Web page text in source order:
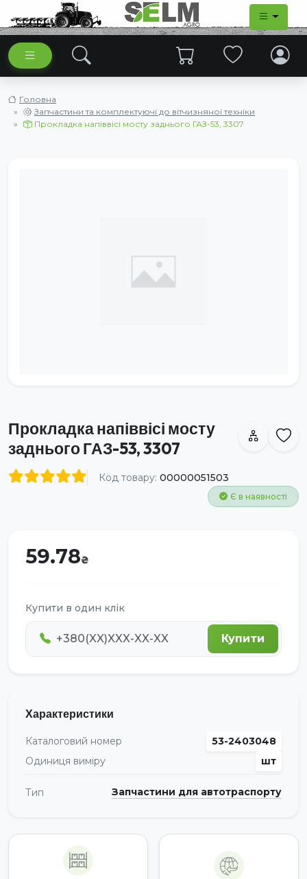
Головна
Запчастини та комплектуючі до вітчизняної техніки
Прокладка напіввісі мосту заднього ГАЗ-53, 3307
Прокладка напіввісі мосту
заднього ГАЗ-53, 3307
Код товару: 00000051503
Є в наявності
59.78
Купити в один клік
Купити
Характеристики
Каталоговий номер
53-2403048
Одиниця виміру
шт
Тип Запчастини для автотраспорту